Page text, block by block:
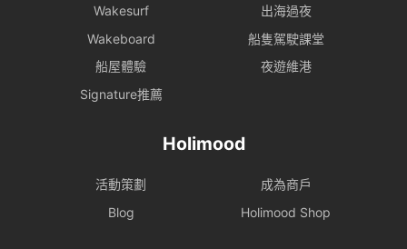
Wakesurf
出海過夜
Wakeboard
船隻駕駛課堂
船屋體驗
夜遊維港
Signature推薦
Holimood
活動策劃
成為商戶
Blog
Holimood Shop